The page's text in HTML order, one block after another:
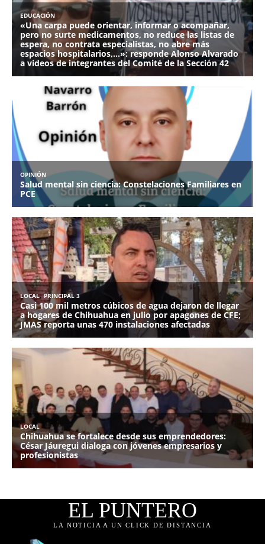
EL PUNTERO
LA NOTICIA A UN CLICK DE DISTANCIA